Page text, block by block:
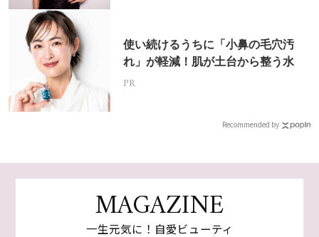
使い続けるうちに「小鼻の毛穴汚
れ」が軽減！肌が土台から整う水
PR
Recommended by
MAGAZINE
一生元気に！自愛ビューティ